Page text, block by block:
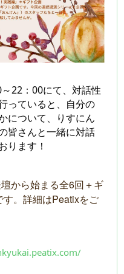
22：00にて、対話性
っていると、自分の
について、りすにん
皆さんと一緒に対話
ります！
から始まる全6回＋ギ
。詳細はPeatixをご